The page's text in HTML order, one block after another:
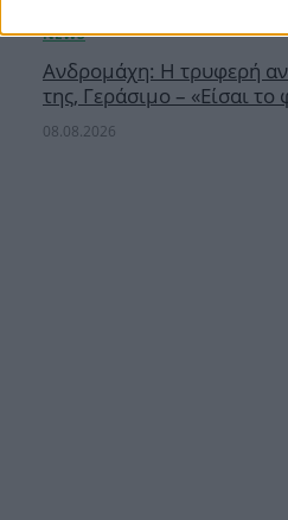
Ανδρομάχη: Η τρυφερή
της, Γεράσιμο – «Είσαι
08.08.2026